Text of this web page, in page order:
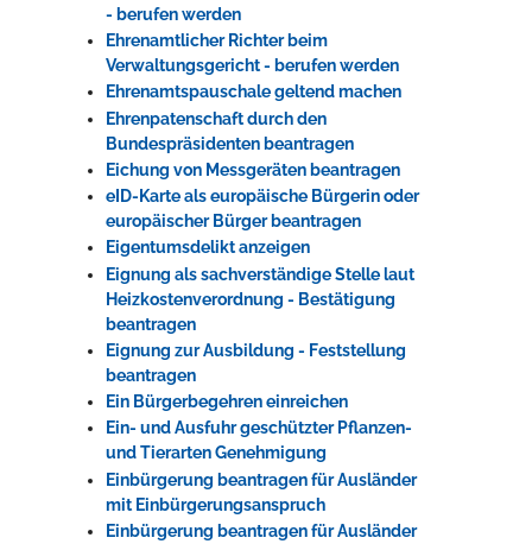
- berufen werden
Ehrenamtlicher Richter beim
Verwaltungsgericht - berufen werden
Ehrenamtspauschale geltend machen
Ehrenpatenschaft durch den
Bundespräsidenten beantragen
Eichung von Messgeräten beantragen
eID-Karte als europäische Bürgerin oder
europäischer Bürger beantragen
Eigentumsdelikt anzeigen
Eignung als sachverständige Stelle laut
Heizkostenverordnung - Bestätigung
beantragen
Eignung zur Ausbildung - Feststellung
beantragen
Ein Bürgerbegehren einreichen
Ein- und Ausfuhr geschützter Pflanzen-
und Tierarten Genehmigung
Einbürgerung beantragen für Ausländer
mit Einbürgerungsanspruch
Einbürgerung beantragen für Ausländer